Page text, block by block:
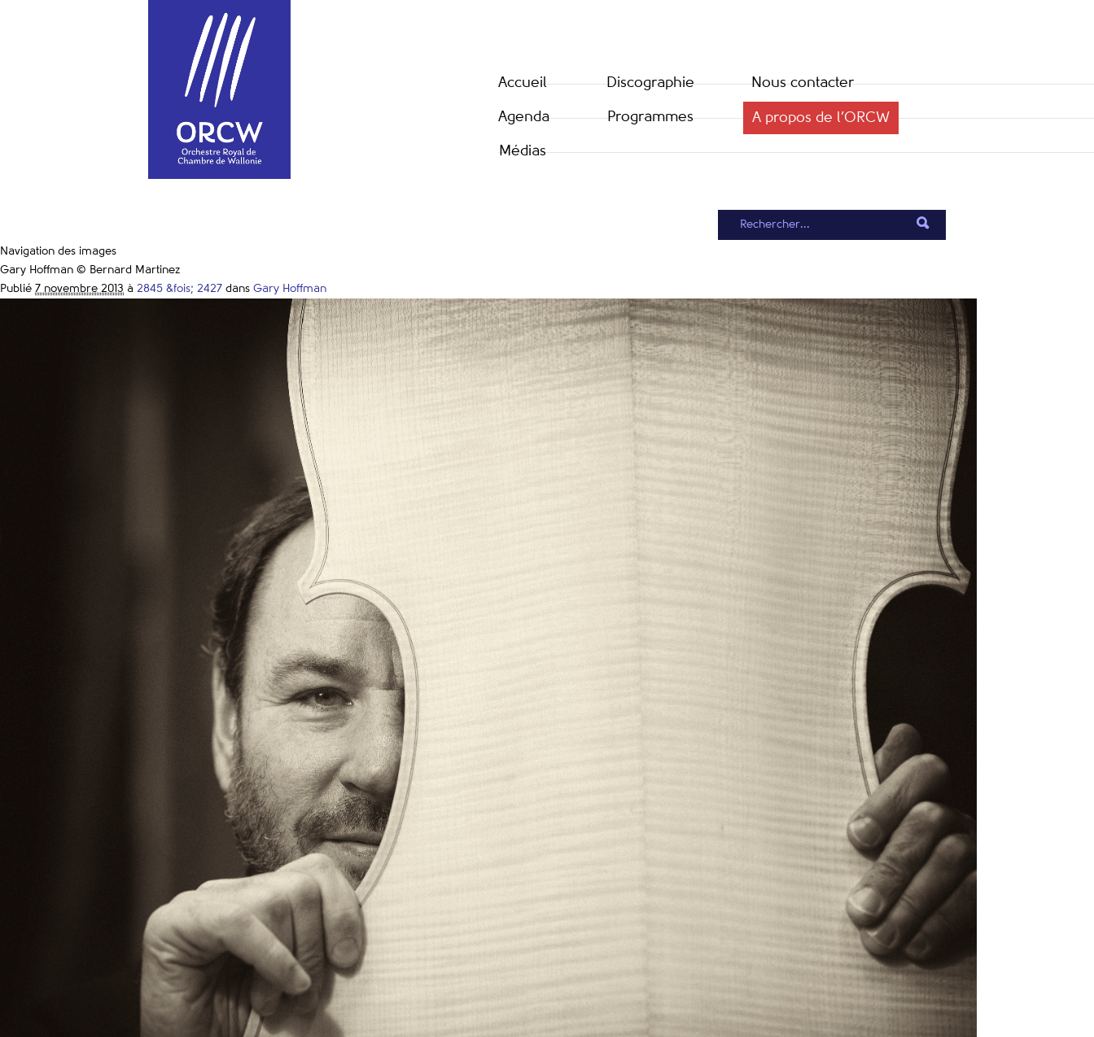
Accueil
Agenda
Médias
Discographie
Programmes
Nous contacter
A propos de l’ORCW
Navigation des images
Gary Hoffman © Bernard Martinez
Publié 7 novembre 2013 à 2845 &fois; 2427 dans Gary Hoffman